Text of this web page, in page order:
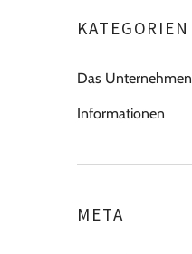
KATEGORIEN
Das Unternehmen
Informationen
META